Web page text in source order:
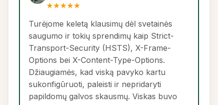
★★★★★
Turėjome keletą klausimų dėl svetainės
saugumo ir tokių sprendimų kaip Strict-
Transport-Security (HSTS), X-Frame-
Options bei X-Content-Type-Options.
Džiaugiamės, kad viską pavyko kartu
sukonfigūruoti, paleisti ir nepridaryti
papildomų galvos skausmų. Viskas buvo